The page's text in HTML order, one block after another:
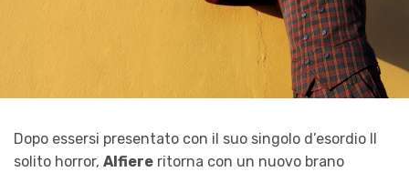
Dopo essersi presentato con il suo singolo d’esordio Il
solito horror, Alfiere ritorna con un nuovo brano